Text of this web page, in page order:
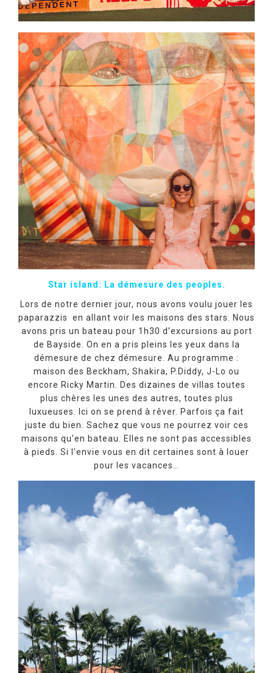
Star island: La démesure des peoples.
Lors de notre dernier jour, nous avons voulu jouer les
paparazzis en allant voir les maisons des stars. Nous
avons pris un bateau pour 1h30 d’excursions au port
de Bayside. On en a pris pleins les yeux dans la
démesure de chez démesure. Au programme :
maison des Beckham, Shakira, P.Diddy, J-Lo ou
encore Ricky Martin. Des dizaines de villas toutes
plus chères les unes des autres, toutes plus
luxueuses. Ici on se prend à rêver. Parfois ça fait
juste du bien. Sachez que vous ne pourrez voir ces
maisons qu’en bateau. Elles ne sont pas accessibles
à pieds. Si l’envie vous en dit certaines sont à louer
pour les vacances…